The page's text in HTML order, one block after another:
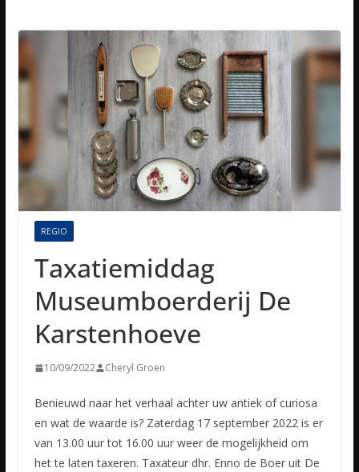
REGIO
Taxatiemiddag
Museumboerderij De
Karstenhoeve
10/09/2022 Cheryl Groen
Benieuwd naar het verhaal achter uw antiek of curiosa
en wat de waarde is? Zaterdag 17 september 2022 is er
van 13.00 uur tot 16.00 uur weer de mogelijkheid om
het te laten taxeren. Taxateur dhr. Enno de Boer uit De